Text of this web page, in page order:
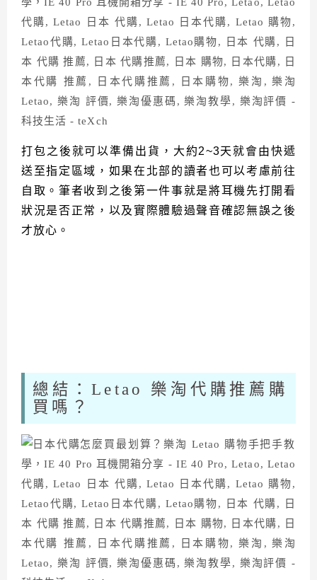
打包之後就可以準備出貨，大約2~3天就會由快遞
送至指定區域，如果在北部的讀者也可以考慮前往
自取。筆者收到之後第一件事就是將耳機先打開看
狀況是否正常，以及實際體驗過聲音確認無誤之後
才放心。
總結：Letao 樂淘代購推薦購
買嗎？